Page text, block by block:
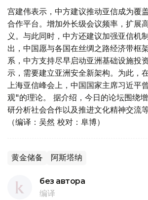
宫建伟表示，中方建议推动亚信成为覆
合作平台。增加外长级会议频率，扩展
义。与此同时，中方还建议加强亚信机
出，中国愿与各国在丝绸之路经济带框
系，中方支持尽早启动亚洲基础设施投
示，需要建立亚洲安全新架构。为此，
上海亚信峰会上，中国国家主席习近平
观"的理论。 据介绍，今日的论坛围绕
研分析社会合作以及推进文化精神交流
（编译：吴然 校对：阜博）
黄金储备 阿斯塔纳
без автора
编译